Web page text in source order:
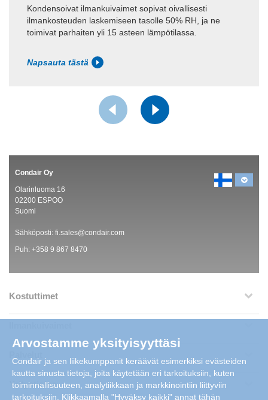
Kondensoivat ilmankuivaimet sopivat oivallisesti
ilmankosteuden laskemiseen tasolle 50% RH, ja ne
toimivat parhaiten yli 15 asteen lämpötilassa.
Napsauta tästä
Condair Oy
Olarinluoma 16
02200 ESPOO
Suomi
Sähköposti: fi.sales@condair.com
Puh: +358 9 867 8470
Kostuttimet
Yritystietoa
Arvostamme yksityisyyttäsi
Condair ja sen liikekumppanit keräävät esimerkiksi evästeiden
kautta sinusta tietoja, joita käytetään eri tarkoituksiin, kuten
toiminnallisuuteen, analytiikkaan ja markkinointiin liittyviin
tarkoituksiin. Klikkaamalla "Hyväksy kaikki" annat tähän